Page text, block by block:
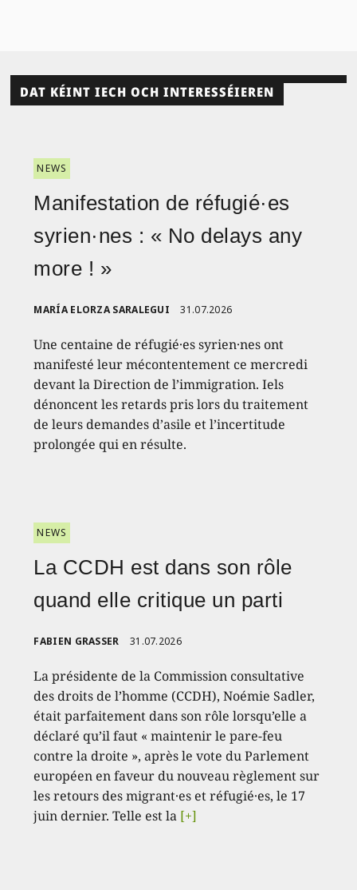
DAT KÉINT IECH OCH INTERESSÉIEREN
NEWS
Manifestation de réfugié·es
syrien·nes : « No delays any
more ! »
MARÍA ELORZA SARALEGUI 31.07.2026
Une centaine de réfugié·es syrien·nes ont
manifesté leur mécontentement ce mercredi
devant la Direction de l’immigration. Iels
dénoncent les retards pris lors du traitement
de leurs demandes d’asile et l’incertitude
prolongée qui en résulte.
NEWS
La CCDH est dans son rôle
quand elle critique un parti
FABIEN GRASSER 31.07.2026
La présidente de la Commission consultative
des droits de l’homme (CCDH), Noémie Sadler,
était parfaitement dans son rôle lorsqu’elle a
déclaré qu’il faut « maintenir le pare-feu
contre la droite », après le vote du Parlement
européen en faveur du nouveau règlement sur
les retours des migrant·es et réfugié·es, le 17
juin dernier. Telle est la [+]